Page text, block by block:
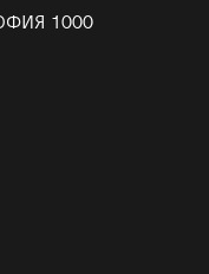
1000